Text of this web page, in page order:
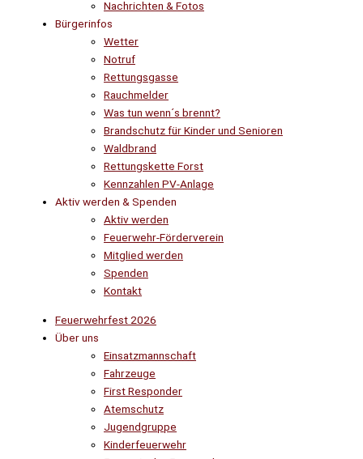
Nachrichten & Fotos
Bürgerinfos
Wetter
Notruf
Rettungsgasse
Rauchmelder
Was tun wenn´s brennt?
Brandschutz für Kinder und Senioren
Waldbrand
Rettungskette Forst
Kennzahlen PV-Anlage
Aktiv werden & Spenden
Aktiv werden
Feuerwehr-Förderverein
Mitglied werden
Spenden
Kontakt
Feuerwehrfest 2026
Über uns
Einsatzmannschaft
Fahrzeuge
First Responder
Atemschutz
Jugendgruppe
Kinderfeuerwehr